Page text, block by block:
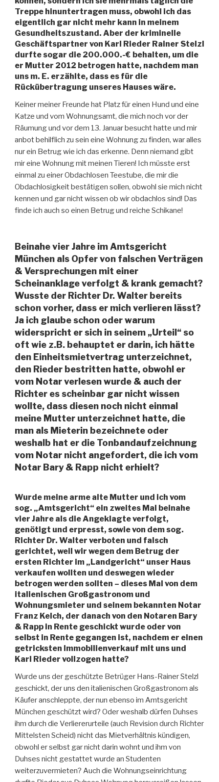
Treppe hinuntertragen muss, obwohl ich das
eigentlich gar nicht mehr kann in meinem
Gesundheitszustand. Aber der kriminelle
Geschäftspartner von Karl Rieder Rainer Stelzl
durfte sogar die 200.000.-€ behalten, um die
er Mutter 2012 betrogen hatte, nachdem man
uns m. E. erzählte, dass es für die
Rückübertragung unseres Hauses wäre.
Keiner meiner Freunde hat Platz für einen Hund und eine
Katze und vom Wohnungsamt, die mich noch vor der
Räumung und vor dem 13. Januar besucht hatte und mir
anbot behilflich zu sein eine Wohnung zu finden, war alles
nur ein Betrug wie ich das erkenne. Denn niemand gibt
mir eine Wohnung mit meinen Tieren! Ich müsste erst
einmal zu einer Obdachlosen Teestube, die mir die
Obdachlosigkeit bestätigen sollen, obwohl sie mich nicht
kennen und gar nicht wissen ob wir obdachlos sind! Das
finde ich auch so einen Betrug und reiche Schikane!
Beinahe vier Jahre im Amtsgericht
München als Opfer von falschen Verträgen
& Versprechungen mit einer
Scheinanklage verfolgt & krank gemacht?
Wusste der Richter Dr. Walter bereits
schon vorher, dass er mich verlieren lässt?
Ja ich glaube schon oder warum
widerspricht er sich in seinem „Urteil“ so
oft wie z.B. behauptet er darin, ich hätte
den Einheitsmietvertrag unterzeichnet,
den Rieder bestritten hatte, obwohl er
vom Notar verlesen wurde & auch der
Richter es scheinbar gar nicht wissen
wollte, dass diesen noch nicht einmal
meine Mutter unterzeichnet hatte, die
man als Mieterin bezeichnete oder
weshalb hat er die Tonbandaufzeichnung
vom Notar nicht angefordert, die ich vom
Notar Bary & Rapp nicht erhielt?
Wurde meine arme alte Mutter und ich vom
sog. „Amtsgericht“ ein zweites Mal beinahe
vier Jahre als die Angeklagte verfolgt,
genötigt und erpresst, sowie von dem sog.
Richter Dr. Walter verboten und falsch
gerichtet, weil wir wegen dem Betrug der
ersten Richter im „Landgericht“ unser Haus
verkaufen wollten und deswegen wieder
betrogen werden sollten – dieses Mal von dem
italienischen Großgastronom und
Wohnungsmieter und seinem bekannten Notar
Franz Kelch, der danach von den Notaren Bary
& Rapp in Rente geschickt wurde oder von
selbst in Rente gegangen ist, nachdem er einen
getricksten Immobilienverkauf mit uns und
Karl Rieder vollzogen hatte?
Wurde uns der geschützte Betrüger Hans-Rainer Stelzl
geschickt, der uns den italienischen Großgastronom als
Käufer anschleppte, der nun ebenso im Amtsgericht
München geschützt wird? Oder weshalb dürfen Duhses
ihm durch die Verliererurteile (auch Revision durch Richter
Mittelsten Scheid) nicht das Mietverhältnis kündigen,
obwohl er selbst gar nicht darin wohnt und ihm von
Duhses nicht gestattet wurde an Studenten
weiterzuvermieten? Auch die Wohnungseinrichtung